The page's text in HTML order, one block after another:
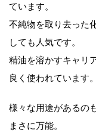
ています。
不純物を取り去った
しても人気です。
精油を溶かすキャリ
良く使われています。
様々な用途があるの
まさに万能。